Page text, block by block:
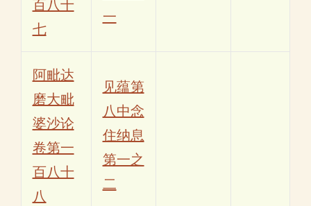
百八十
七
一
阿毗达
磨大毗
婆沙论
卷第一
百八十
八
见蕴第
八中念
住纳息
第一之
二